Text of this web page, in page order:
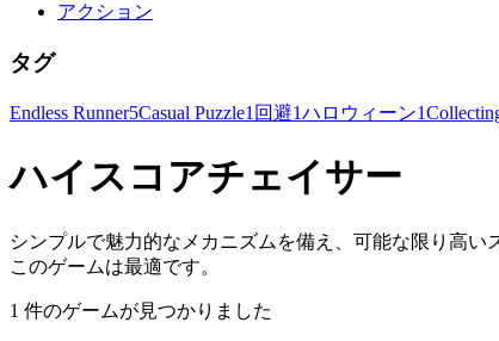
アクション
タグ
Endless Runner5Casual Puzzle1 回避1ハロウィーン1
ハイスコアチェイサー
シンプルで魅力的なメカニズムを備え、可能な限り高
このゲームは最適です。
1 件のゲームが見つかりました